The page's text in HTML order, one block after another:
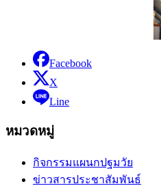
Facebook
X
Line
หมวดหมู่
กิจกรรมแผนกปฐมวัย
ข่าวสารประชาสัมพันธ์